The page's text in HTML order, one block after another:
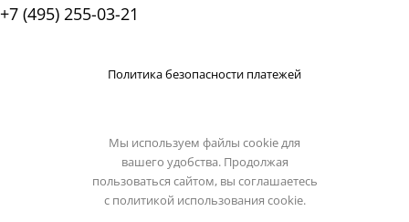
+7 (495) 255-03-21
Политика безопасности платежей
Мы используем файлы cookie для
вашего удобства. Продолжая
пользоваться сайтом, вы соглашаетесь
с политикой использования cookie.